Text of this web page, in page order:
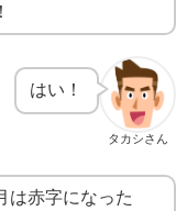
タカシさん
はい！
は赤字になった